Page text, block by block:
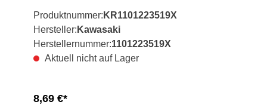
Produktnummer: KR1101223519X
Hersteller: Kawasaki
Herstellernummer:1101223519X
Aktuell nicht auf Lager
8,69 €*